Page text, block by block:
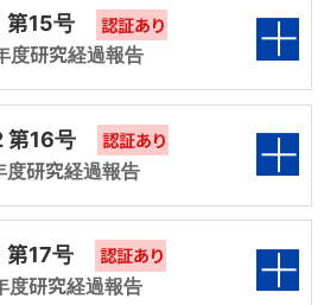
-
年まで連載の溶接接合教室の基礎
めて学ぶ技術者の教材としてご活用く
-
年まで連載の溶接接合教室の実践
ものづくりの流れをわかり易く、実践
に関する研究（共研第2分科
おけるPおよびS
－第1報－
棒による溶接部の標準写真
測定法方法に関する研究
ンケート調査結果
－第4報－
法」分科会活動概要
結果
接の手引書
ーク溶接用鋼ワイヤJIS原案
」研究発表会テキスト
測定に関するアンケート調査
被覆アーク溶接棒について
ム
第15号 認証あり
度研究経過報告
第16号 認証あり
度研究経過報告
第17号 認証あり
度研究経過報告